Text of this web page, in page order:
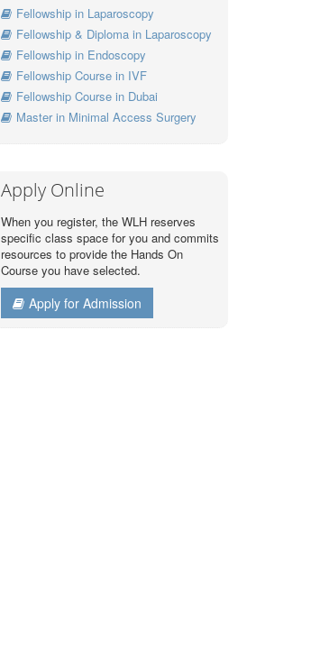
Fellowship in Laparoscopy
Fellowship & Diploma in Laparoscopy
Fellowship in Endoscopy
Fellowship Course in IVF
Fellowship Course in Dubai
Master in Minimal Access Surgery
Apply Online
When you register, the WLH reserves
specific class space for you and commits
resources to provide the Hands On
Course you have selected.
Apply for Admission